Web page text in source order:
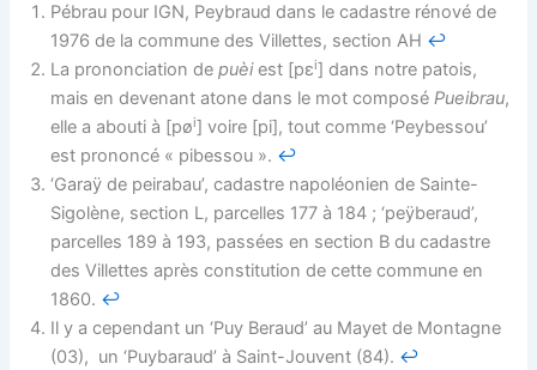
Pébrau pour IGN, Peybraud dans le cadastre rénové de
1976 de la commune des Villettes, section AH ↩︎
La prononciation depuèiest [pɛi] dans notre patois,
mais en devenant atone dans le mot composéPueibrau,
elle a abouti à [pøi] voire [pi], tout comme ‘Peybessou’
est prononcé « pibessou ». ↩︎
‘Garaÿ de peirabau’, cadastre napoléonien de Sainte-
Sigolène, section L, parcelles 177 à 184 ; ‘peÿberaud’,
parcelles 189 à 193, passées en section B du cadastre
des Villettes après constitution de cette commune en
1860. ↩︎
Il y a cependant un ‘Puy Beraud’ au Mayet de Montagne
(03), un ‘Puybaraud’ à Saint-Jouvent (84). ↩︎